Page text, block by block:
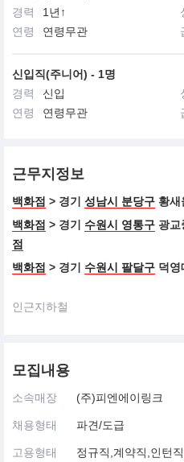
경력
1년↑
연령
연령무관
신입직(주니어) - 1명
경력
신입
연령
연령무관
근무지정보
백화점 > 경기 성남시 분당구 황새
백화점 > 경기 수원시 영통구 광교
점
백화점 > 경기 수원시 팔달구 덕영
인근지하철
모집내용
소속매장 (주)피엔에이링크
채용형태 파견/도급
고용형태 정규직,계약직,인턴